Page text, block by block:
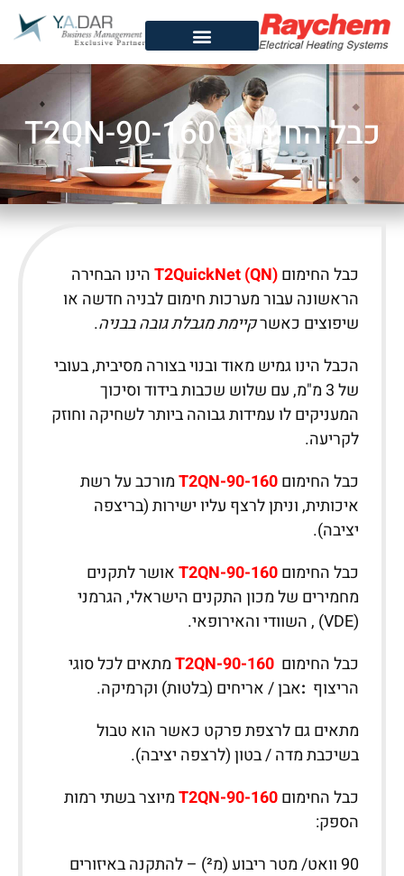
כבל החימום T2QN-90-160
כבל החימוםT2QuickNet (QN)הינו הבחירה
הראשונה עבור מערכות חימום לבניה חדשה או
שיפוצים כאשרקיימת מגבלת גובה בבניה.
הכבל הינו גמיש מאוד ובנוי בצורה מסיבית, בעובי
של 3 מ"מ, עם שלוש שכבות בידוד וסיכוך
המעניקים לו עמידות גבוהה ביותר לשחיקה וחוזק
לקריעה.
כבל החימוםT2QN-90-160מורכב על רשת
איכותית, וניתן לרצף עליו ישירות (בריצפה
יציבה).
כבל החימוםT2QN-90-160אושר לתקנים
מחמירים של מכון התקנים הישראלי, הגרמני
(VDE) , השוודי והאירופאי.
כבל החימום T2QN-90-160מתאים לכל סוגי
הריצוף :אבן / אריחים (בלטות) וקרמיקה.
מתאים גם לרצפת פרקט כאשר הוא טבול
בשיכבת מדה / בטון (לרצפה יציבה).
כבל החימוםT2QN-90-160מיוצר בשתי רמות
הספק:
90 וואט/ מטר ריבוע (מ²) – להתקנה באיזורים